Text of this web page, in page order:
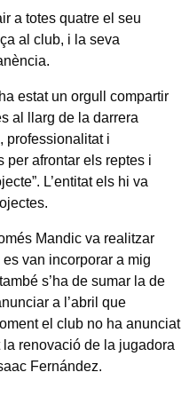
a totes quatre el seu
al club, i la seva
estat un orgull compartir
al llarg de la darrera
professionalitat i
per afrontar els reptes i
L’entitat els hi va
Mandic va realitzar
van incorporar a mig
s’ha de sumar la de
a l’abril que
el club no ha anunciat
renovació de la jugadora
Fernández.